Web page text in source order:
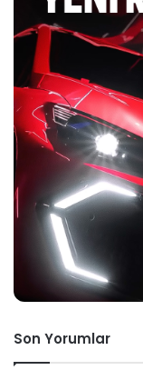
Son Yorumlar